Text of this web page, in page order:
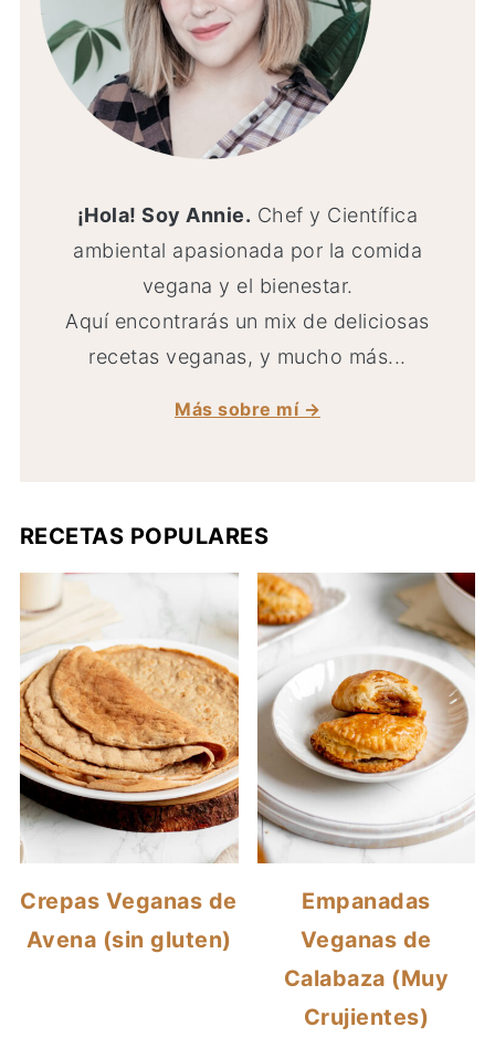
¡Hola! Soy Annie. Chef y Científica
ambiental apasionada por la comida
vegana y el bienestar.
Aquí encontrarás un mix de deliciosas
recetas veganas, y mucho más...
Más sobre mí →
RECETAS POPULARES
Crepas Veganas de
Avena (sin gluten)
Empanadas
Veganas de
Calabaza (Muy
Crujientes)